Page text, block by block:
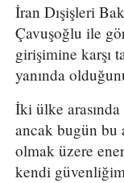
İran Dışişleri
Çavuşoğlu ile
girişimine karşı
yanında
İki ülke
ancak bugün bu
olmak üzere
kendi